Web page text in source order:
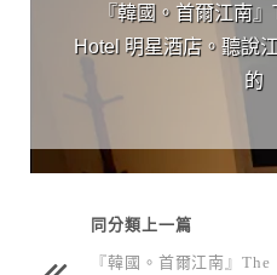
『韓國。首爾江南
Hotel 明星酒店。聽說
的
同分類上一篇
『韓國。首爾江南』